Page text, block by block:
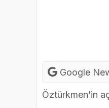
Google
Öztürkmen’in